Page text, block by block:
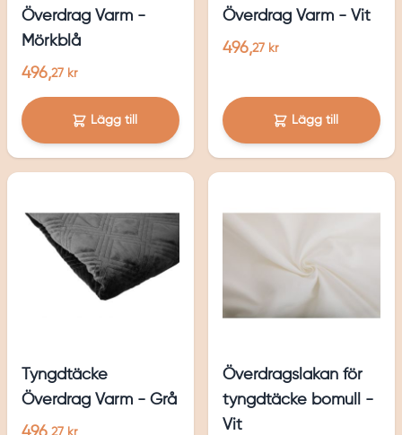
Överdrag Varm -
Mörkblå
496,27 kr
Lägg till
Överdrag Varm - Vit
496,27 kr
Lägg till
Tyngdtäcke
Överdrag Varm - Grå
27 kr
Överdragslakan för
tyngdtäcke bomull -
Vit